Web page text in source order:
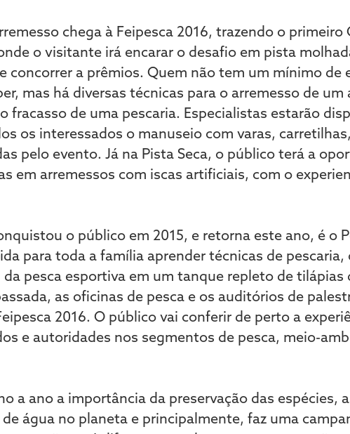
chega à Feipesca 2016, trazendo o primeiro
o visitante irá encarar o desafio em pista
concorrer a prêmios. Quem não tem um mínimo de
mas há diversas técnicas para o arremesso de um
fracasso de uma pescaria. Especialistas estarão
os interessados o manuseio com varas,
pelo evento. Já na Pista Seca, o público terá a
em arremessos com iscas artificiais, com o
o público em 2015, e retorna este ano, é o
para toda a família aprender técnicas de pescaria,
da pesca esportiva em um tanque repleto de tilápias
as oficinas de pesca e os auditórios de
2016. O público vai conferir de perto a
e autoridades nos segmentos de pesca, meio-
a ano a importância da preservação das espécies,
água no planeta e principalmente, faz uma